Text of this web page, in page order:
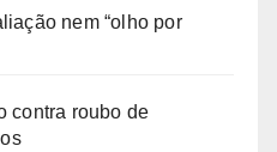
nem “olho por
contra roubo de